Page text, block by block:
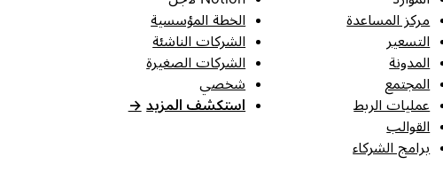
مركز المساعدة
التسعير
المدونة
المجتمع
عمليات الربط
القوالب
برامج الشركاء
الخطة المؤسسية
الشركات الناشئة
الشركات الصغيرة
شخصي
استكشف المزيد →